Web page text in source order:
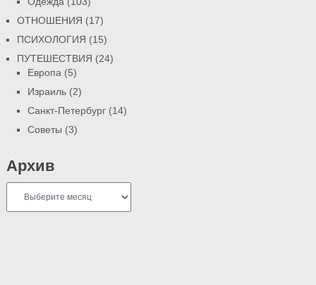
ОТНОШЕНИЯ (17)
ПСИХОЛОГИЯ (15)
ПУТЕШЕСТВИЯ (24)
Европа (5)
Израиль(2)
Санкт-Петербург(14)
Советы (3)
Архив